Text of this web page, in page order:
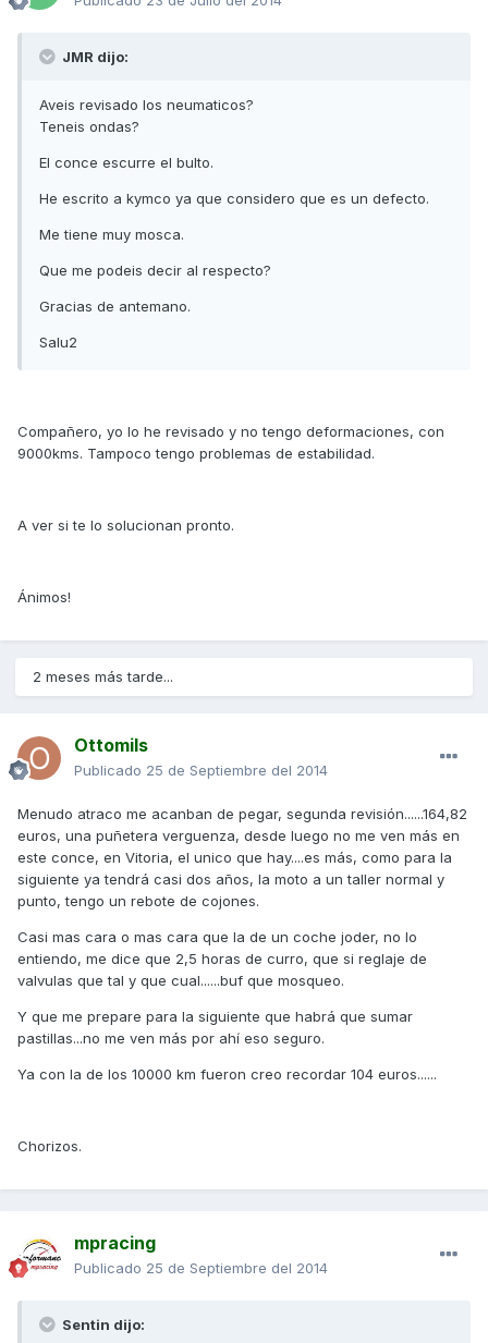
JMR dijo:
Aveis revisado los neumaticos?
Teneis ondas?
El conce escurre el bulto.
He escrito a kymco ya que considero que es un defecto.
Me tiene muy mosca.
Que me podeis decir al respecto?
Gracias de antemano.
Salu2
Compañero, yo lo he revisado y no tengo deformaciones, con
9000kms. Tampoco tengo problemas de estabilidad.
A ver si te lo solucionan pronto.
Ánimos!
2 meses más tarde...
Ottomils
Publicado 25 de Septiembre del 2014
Menudo atraco me acanban de pegar, segunda revisión......164,82
euros, una puñetera verguenza, desde luego no me ven más en
este conce, en Vitoria, el unico que hay....es más, como para la
siguiente ya tendrá casi dos años, la moto a un taller normal y
punto, tengo un rebote de cojones.
Casi mas cara o mas cara que la de un coche joder, no lo
entiendo, me dice que 2,5 horas de curro, que si reglaje de
valvulas que tal y que cual......buf que mosqueo.
Y que me prepare para la siguiente que habrá que sumar
pastillas...no me ven más por ahí eso seguro.
Ya con la de los 10000 km fueron creo recordar 104 euros......
Chorizos.
mpracing
Publicado 25 de Septiembre del 2014
Sentin dijo: